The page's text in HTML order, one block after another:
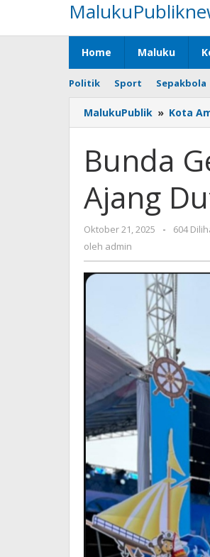
konten
Home Maluku
Politik Sport Sepakbola
MalukuPublik » Kota
Bunda
Ajang
Oktober 21, 2025
oleh
-
604
oleh admin